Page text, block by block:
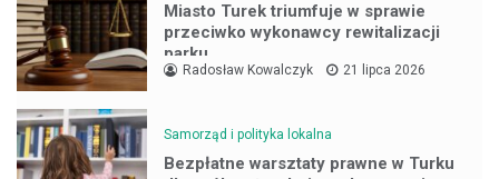
Miasto Turek triumfuje w sprawie
przeciwko wykonawcy rewitalizacji
parku
Radosław Kowalczyk 21 lipca 2026
Samorząd i polityka lokalna
Bezpłatne warsztaty prawne w Turku